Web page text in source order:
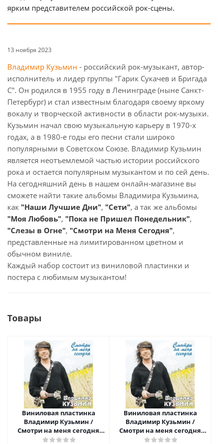
ярким представителем российской рок-сцены.
13 ноября 2023
Владимир Кузьмин - российский рок-музыкант, автор-
исполнитель и лидер группы "Гарик Сукачев и Бригада
С". Он родился в 1955 году в Ленинграде (ныне Санкт-
Петербург) и стал известным благодаря своему яркому
вокалу и творческой активности в области рок-музыки.
Кузьмин начал свою музыкальную карьеру в 1970-х
годах, а в 1980-е годы его песни стали широко
популярными в Советском Союзе. Владимир Кузьмин
является неотъемлемой частью истории российского
рока и остается популярным музыкантом и по сей день.
На сегодняшний день в нашем онлайн-магазине вы
сможете найти такие альбомы Владимира Кузьмина,
как "Наши Лучшие Дни", "Сети", а так же альбомы
"Моя Любовь", "Пока не Пришел Понедельник",
"Слезы в Огне", "Смотри на Меня Сегодня",
представленные на лимитированном цветном и
обычном виниле.
Каждый набор состоит из виниловой пластинки и
постера с любимым музыкантом!
Товары
Виниловая пластинка
Владимир Кузьмин /
Смотри на меня сегодня
(1LP+ постер)
Виниловая пластинка
Владимир Кузьмин /
Смотри на меня сегодня
(crystal light blue) (lp+